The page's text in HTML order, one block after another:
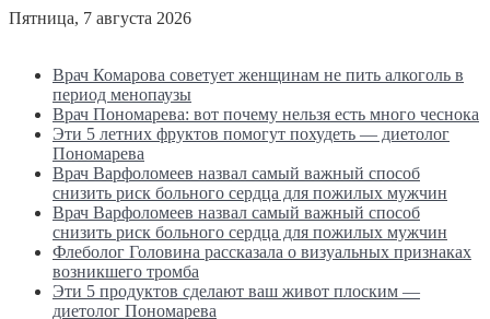
Пятница, 7 августа 2026
Врач Комарова советует женщинам не пить алкоголь в
период менопаузы
Врач Пономарева: вот почему нельзя есть много чеснока
Эти 5 летних фруктов помогут похудеть — диетолог
Пономарева
Врач Варфоломеев назвал самый важный способ
снизить риск больного сердца для пожилых мужчин
Врач Варфоломеев назвал самый важный способ
снизить риск больного сердца для пожилых мужчин
Флеболог Головина рассказала о визуальных признаках
возникшего тромба
Эти 5 продуктов сделают ваш живот плоским —
диетолог Пономарева